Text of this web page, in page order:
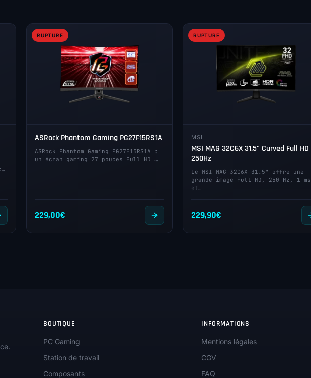
RUPTURE
ASRock Phantom Gaming PG27F15RS1A
ASRock Phantom Gaming PG27F15RS1A :
un écran gaming 27 pouces Full HD …
229,00€
RUPTURE
MSI
MSI MAG 32C6X 31.5" Curved Full HD
250Hz
Le MSI MAG 32C6X 31.5" offre une
grande image Full HD, 250 Hz, 1 ms
et…
229,90€
BOUTIQUE
PC Gaming
Station de travail
Composants
INFORMATIONS
Mentions légales
CGV
FAQ